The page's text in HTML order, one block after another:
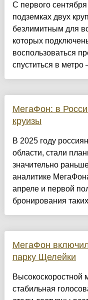
С первого
подземках двух
безлимитным для
которых
воспользоваться
спуститься в
МегаФон: в
круизы
В 2025 году
области, стали
значительно
аналитике
апреле и первой
бронирования
МегаФон
парку Щелейки
Высокоскоростной
стабильная